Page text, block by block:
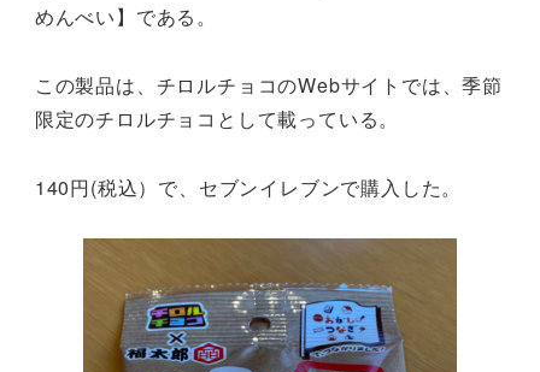
めんべい】である。
この製品は、チロルチョコのWebサイトでは、季節
限定のチロルチョコとして載っている。
140円(税込）で、セブンイレブンで購入した。